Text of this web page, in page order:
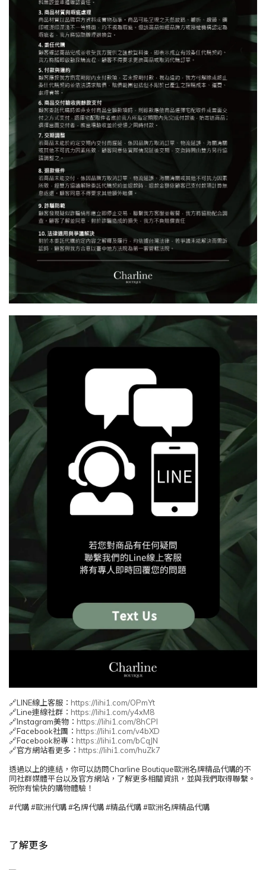
🔗LINE線上客服： https://lihi1.com/OPmYt
🔗Line連線社群： https://lihi1.com/y4xM8
🔗Instagram美物： https://lihi1.com/8hCPl
🔗Facebook社團： https://lihi1.com/v4bXD
🔗Facebook粉專： https://lihi1.com/bCqJN
🔗官方網站看更多： https://lihi1.com/huZk7
透過以上的連結，你可以訪問Charline Boutique歐洲名牌精品代購的不
同社群媒體平台以及官方網站，了解更多相關資訊，並與我們取得聯繫。
祝你有愉快的購物體驗！
#代購#歐洲代購#名牌代購#精品代購#歐洲名牌精品代購
了解更多